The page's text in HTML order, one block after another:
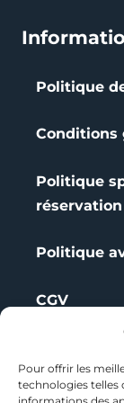
Pour offrir les
technologies telles
Politique
Conditions
Politique
Politique
CGV
Signalement